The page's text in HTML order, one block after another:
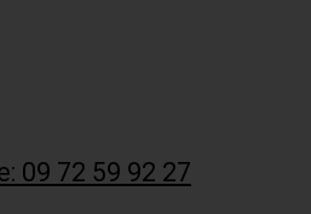
09 72 59 92 27